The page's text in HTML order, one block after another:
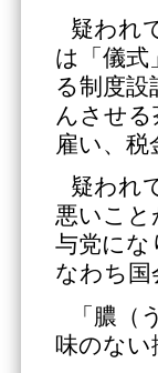
疑われ
は「儀
る制度
んさせ
雇い、税
疑われ
悪いこと
与党にな
なわち国
「膿
味のない